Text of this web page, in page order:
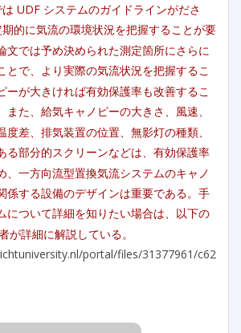
UDF システムのガイドラインがださ
的に気流の環境状況を把握することが要
文では予め決められた測定箇所にさらに
とで、より実際の気流状況を把握するこ
ーが大きければ有効保護率も改善するこ
また、給気キャノピーの大きさ、風速、
差、排気装置の位置、無影灯の種類、
る部分的スクリーンなどは、有効保護率
、一方向流型置換気流システムのキャノ
係する設備のデザインは重要である。手
について詳細を知りたい場合は、以下の
が詳細に解説している。
portal/files/31377961/c62